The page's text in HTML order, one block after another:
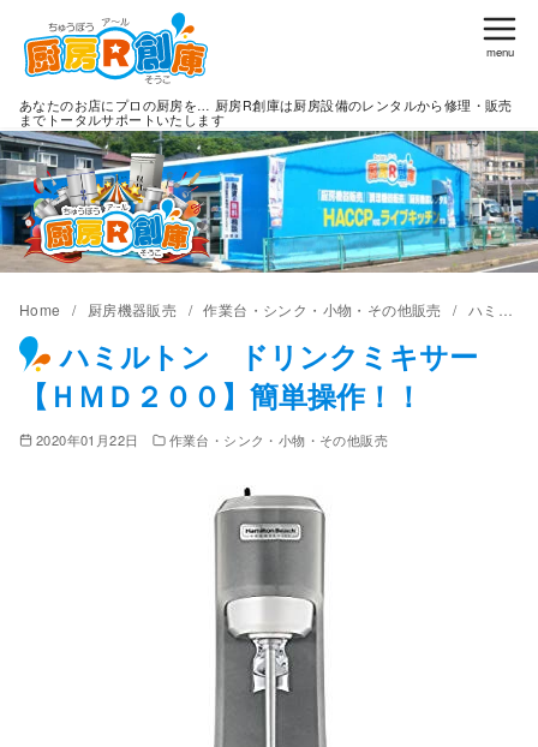
ツ
へ
移
動
あなたのお店にプロの厨房を… 厨房R創庫は厨房設備のレンタルから修理・販売
までトータルサポートいたします
Home 厨房機器販売 作業台・シンク・小物・その他販売 ハミルトン ドリンクミキサー【ＨＭＤ２００】簡単操作！！
ハミルトン ドリンクミキサー
【ＨＭＤ２００】簡単操作！！
2020年01月22日 作業台・シンク・小物・その他販売